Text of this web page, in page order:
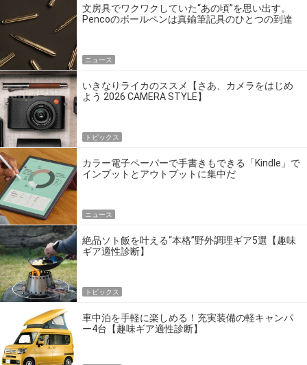
文房具でワクワクしていた“あの頃”を思い出す。
Pencoのボールペンは真鍮筆記具のひとつの到達
ニュース
いきなりライカのススメ【さあ、カメラをはじめ
よう 2026 CAMERA STYLE】
トピックス
カラー電子ペーパーで手書きもできる「Kindle」で
インプットとアウトプットに集中だ
ニュース
絶品ソト飯を叶える“本格”野外調理ギア5選【趣味
ギア適性診断】
トピックス
車中泊を手軽に楽しめる！充実装備の軽キャンパ
ー4台【趣味ギア適性診断】